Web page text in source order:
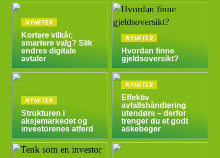
NYHETER
Kortere vilkår,
smartere valg? Slik
endres digitale
avtaler
NYHETER
Hvordan finne
gjeldsoversikt?
NYHETER
Strukturen i
aksjemarkedet og
investorenes atferd
NYHETER
Effektiv
avfallshåndtering
utendørs – derfor
trenger du et godt
askebeger